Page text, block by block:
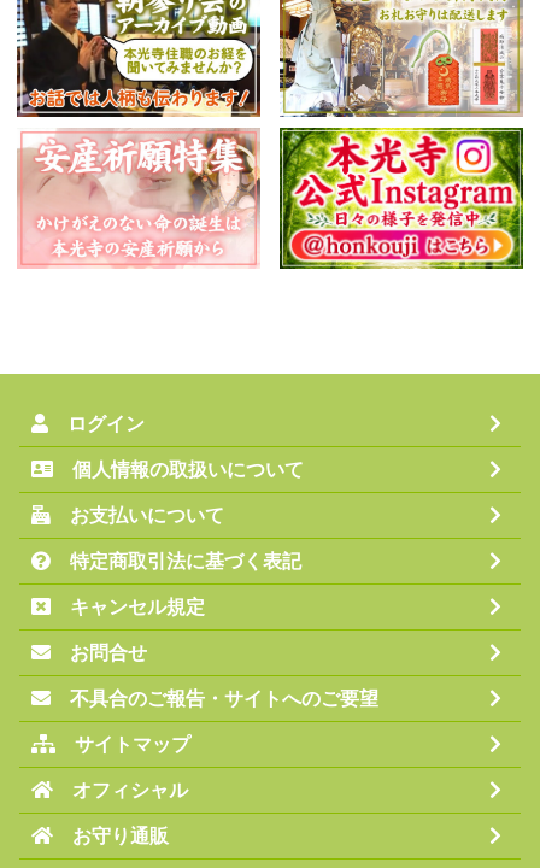
ログイン
個人情報の取扱いについて
お支払いについて
特定商取引法に基づく表記
キャンセル規定
お問合せ
不具合のご報告・サイトへのご要望
サイトマップ
オフィシャル
お守り通販